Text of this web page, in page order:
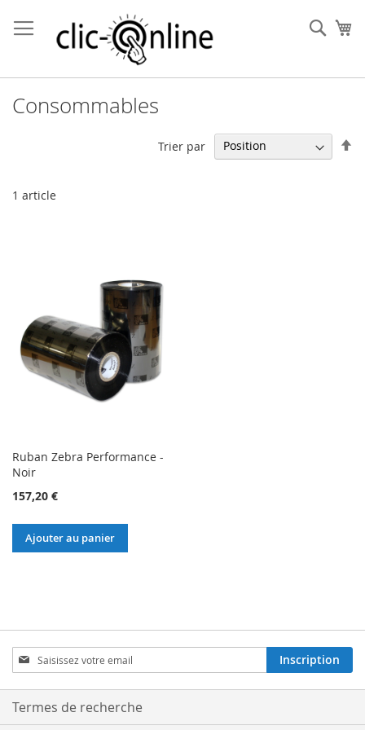
au
contenu
Consommables
1 article
Trier par
Ruban Zebra Performance -
Noir
157,20 €
Ajouter au panier
Inscription
à
notre
lettre
Inscription
Termes de recherche